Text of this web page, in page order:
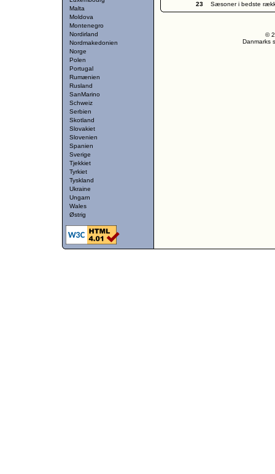
Malta
Moldova
Montenegro
Nordirland
Nordmakedonien
Norge
Polen
Portugal
Rumænien
Rusland
SanMarino
Schweiz
Serbien
Skotland
Slovakiet
Slovenien
Spanien
Sverige
Tjekkiet
Tyrkiet
Tyskland
Ukraine
Ungarn
Wales
Østrig
23
Sæsoner i bedste
©
Danmarks